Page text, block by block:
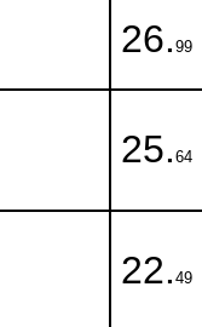
26. 99
25. 64
22. 49